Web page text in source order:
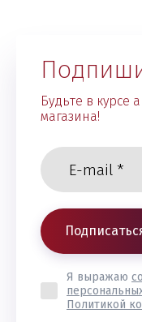
Будьте в курсе
магазина!
Я выражаю
Политикой